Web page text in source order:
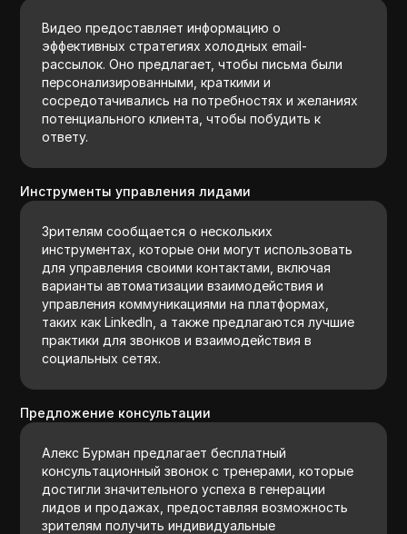
Видео предоставляет информацию о
эффективных стратегиях холодных email-
рассылок. Оно предлагает, чтобы письма были
персонализированными, краткими и
сосредотачивались на потребностях и желаниях
потенциального клиента, чтобы побудить к
ответу.
Инструменты управления лидами
Зрителям сообщается о нескольких
инструментах, которые они могут использовать
для управления своими контактами, включая
варианты автоматизации взаимодействия и
управления коммуникациями на платформах,
таких как LinkedIn, а также предлагаются лучшие
практики для звонков и взаимодействия в
социальных сетях.
Предложение консультации
Алекс Бурман предлагает бесплатный
консультационный звонок с тренерами, которые
достигли значительного успеха в генерации
лидов и продажах, предоставляя возможность
зрителям получить индивидуальные